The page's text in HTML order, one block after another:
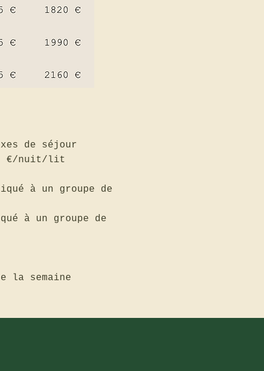
de séjour
€/nuit/lit
à un groupe de
à un groupe de
la semaine